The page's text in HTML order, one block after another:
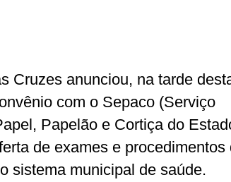
Cruzes anunciou, na tarde
com o Sepaco (Serviço
Papelão e Cortiça do
de exames e procedimentos
sistema municipal de saúde.